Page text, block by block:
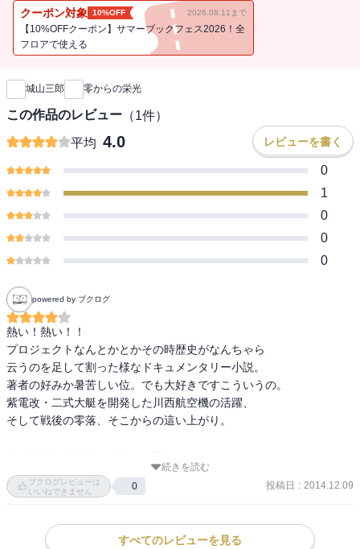
機」は、戦闘機メーカーとしては通りが悪い田舎会社であった。社
長の川西竜三も、さしたる飛行機好きでもなかった。それがなぜ、
当時としては、最高性能の戦闘機がつくれたのだろうか。軍部のい
機をつくりだした“飛行機にとり憑かれた男たち”の不屈のドラマ！
クーポン対象 10%OFF 2026.08.11まで
【10%OFFクーポン】サマーブックフェス2026！全
フロアで使える
新刊通知
城山三郎 零からの栄光
この作品のレビュー （1件）
平均 4.0 レビューを書く
0
1
0
0
0
powered by ブクログ
熱い！熱い！！
プロジェクトなんとかとかその時歴史がなんちゃら
云うのを足して割った様なドキュメンタリー小説。
著者の好みか暑苦しい位。でも大好きですこういうの。
紫電改・二式大艇を開発した川西航空機の活躍、
そして戦後の零落、そこからの這い上がり。
何故かこの本、2冊あったので。
一冊はボロッとしているので、
ものつくりの人たちは、熱いです。
続きを読む
ブクログレビューは
いいねできません
0 投稿日 : 2014.12.09
すべてのレビューを見る